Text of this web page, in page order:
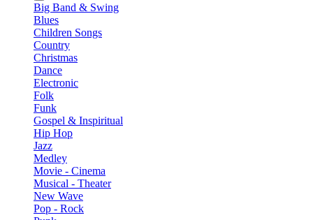
Big Band & Swing
Blues
Children Songs
Country
Christmas
Dance
Electronic
Folk
Funk
Gospel & Inspiritual
Hip Hop
Jazz
Medley
Movie - Cinema
Musical - Theater
New Wave
Pop - Rock